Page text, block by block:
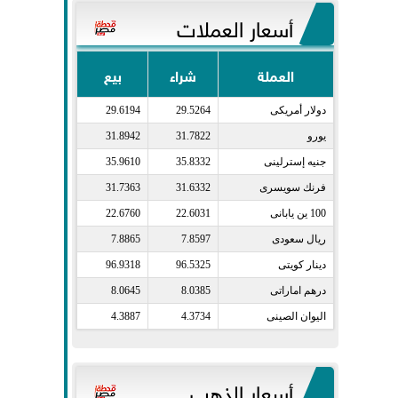
أسعار العملات
العملة شراء بيع
دولار أمريكى​ 29.5264
29.6194
يورو​ 31.7822
31.8942
جنيه إسترلينى​ 35.8332
35.9610
فرنك سويسرى​ 31.6332
31.7363
100 ين يابانى​ 22.6031
22.6760
ريال سعودى​ 7.8597
7.8865
دينار كويتى​ 96.5325
96.9318
درهم اماراتى​ 8.0385
8.0645
اليوان الصينى​ 4.3734
4.3887
أسعار الذهب